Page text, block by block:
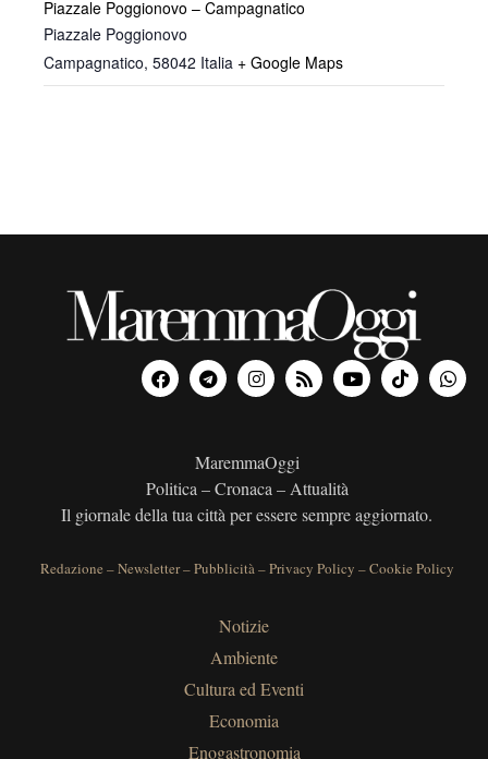
Piazzale Poggionovo – Campagnatico
Piazzale Poggionovo
Campagnatico, 58042 Italia + Google Maps
MaremmaOggi
Politica – Cronaca – Attualità
Il giornale della tua città per essere sempre aggiornato.
Redazione –Newsletter–Pubblicità–Privacy Policy –Cookie Policy
Notizie
Ambiente
Cultura ed Eventi
Economia
Enogastronomia